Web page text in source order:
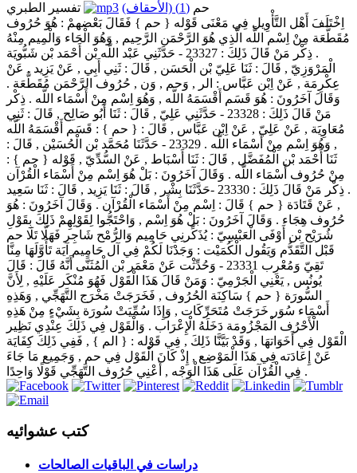
حم (1) (الأحقاف)
تفسير الطبري
اِخْتَلَفَ أَهْل التَّأْوِيل فِي مَعْنَى قَوْله { حم } فَقَالَ بَعْضهمْ : هُوَ حُرُوف
مُقَطَّعَة مِنْ اِسْم اللَّه الَّذِي هُوَ الرَّحْمَن الرَّحِيم , وَهُوَ الْحَاء وَالْمِيم مِنْهُ
. ذِكْر مَنْ قَالَ ذَلِكَ : 23327 - حَدَّثَنِي عَبْد اللَّه بْن أَحْمَد بْن شَبُّويَة
الْمَرْوَزِيّ , قَالَ : ثَنَا عَلِيّ بْن الْحَسَن , قَالَ : ثَنِي أَبِي , عَنْ يَزِيد , عَنْ
عِكْرِمَة , عَنْ اِبْن عَبَّاس : الر , وَحم , وَن , حُرُوف الرَّحْمَن مُقَطَّعَة .
وَقَالَ آخَرُونَ : هُوَ قَسَم أَقْسَمَهُ اللَّه , وَهُوَ اِسْم مِنْ أَسْمَاء اللَّه . ذِكْر
مَنْ قَالَ ذَلِكَ : 23328 - حَدَّثَنِي عَلِيّ , قَالَ : ثَنَا أَبُو صَالِح , قَالَ : ثَنِي
مُعَاوِيَة , عَنْ عَلِيّ , عَنْ اِبْن عَبَّاس , قَالَ : { حم } : قَسَم أَقْسَمَهُ اللَّه
, وَهُوَ اِسْم مِنْ أَسْمَاء اللَّه . 23329 - حَدَّثَنَا مُحَمَّد بْن الْحُسَيْن , قَالَ :
ثَنَا أَحْمَد بْن الْمُفَضَّل , قَالَ : ثَنَا أَسْبَاط , عَنْ السُّدِّيّ , قَوْله { حم } :
مِنْ حُرُوف أَسْمَاء اللَّه . وَقَالَ آخَرُونَ : بَلْ هُوَ اِسْم مِنْ أَسْمَاء الْقُرْآن
. ذِكْر مَنْ قَالَ ذَلِكَ : 23330 -حَدَّثَنَا بِشْر , قَالَ : ثَنَا يَزِيد , قَالَ : ثَنَا سَعِيد
, عَنْ قَتَادَة { حم } قَالَ : اِسْم مِنْ أَسْمَاء الْقُرْآن . وَقَالَ آخَرُونَ : هُوَ
حُرُوف هِجَاء . وَقَالَ آخَرُونَ : بَلْ هُوَ اِسْم , وَاحْتَجُّوا لِقَوْلِهِمْ ذَلِكَ بِقَوْلِ
شُرَيْح بْن أَوْفَى الْعَبْسِيّ : يُذَكِّرنِي حَامِيم وَالرُّمْح شَاجِر فَهَلَّا تَلَا حم
قَبْل التَّقَدُّم وَيَقُول الْكُمَيْت : وَجَدْنَا لَكُمْ فِي آل حَامِيم آيَة تَأَوَّلَهَا مِنَّا
تَقِيّ وَمُعْرِب 23331 - وَحُدِّثْت عَنْ مَعْمَر بْن الْمُثَنَّى أَنَّهُ قَالَ : قَالَ
يُونُس , يَعْنِي الْجَرْمِيّ : وَمَنْ قَالَ هَذَا الْقَوْل فَهُوَ مُنْكَر عَلَيْهِ , لِأَنَّ
السُّورَة { حم } سَاكِنَة الْحُرُوف , فَخَرَجَتْ مَخْرَج التَّهَجِّي , وَهَذِهِ
أَسْمَاء سُوَر خَرَجَتْ مُتَحَرِّكَات , وَإِذَا سُمِّيَتْ سُورَة بِشَيْءٍ مِنْ هَذِهِ
الْأَحْرُف الْمَجْزُومَة دَخَلَهُ الْإِعْرَاب . وَالْقَوْل فِي ذَلِكَ عِنْدِي نَظِير
الْقَوْل فِي أَخَوَاتهَا , وَقَدْ بَيَّنَّا ذَلِكَ , فِي قَوْله : { الم } , فَفِي ذَلِكَ كِفَايَة
عَنْ إِعَادَته فِي هَذَا الْمَوْضِع , إِذْ كَانَ الْقَوْل فِي حم , وَجَمِيع مَا جَاءَ
فِي الْقُرْآن عَلَى هَذَا الْوَجْه , أَعْنِي حُرُوف التَّهَجِّي قَوْلًا وَاحِدًا .
كتب عشوائيه
دراسات في الباقيات الصالحات